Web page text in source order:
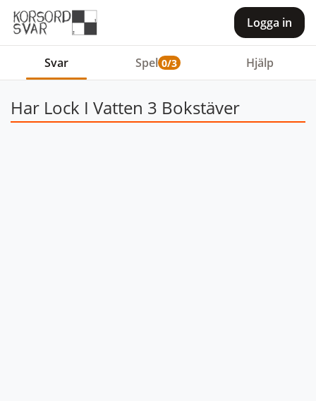
Logga in
Svar Spel 0/3 Hjälp
Har Lock I Vatten 3 Bokstäver